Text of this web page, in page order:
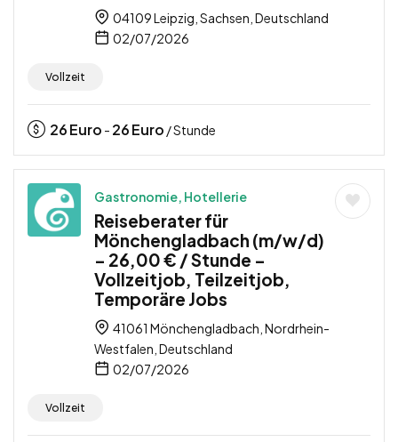
04109 Leipzig, Sachsen, Deutschland
02/07/2026
Vollzeit
26Euro - 26Euro / Stunde
Gastronomie, Hotellerie
Reiseberater für
Mönchengladbach (m/w/d)
– 26,00 € / Stunde –
Vollzeitjob, Teilzeitjob,
Temporäre Jobs
41061 Mönchengladbach, Nordrhein-
Westfalen, Deutschland
02/07/2026
Vollzeit